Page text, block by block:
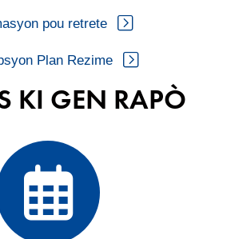
pou retrete
Plan Rezime
KI GEN RAPÒ